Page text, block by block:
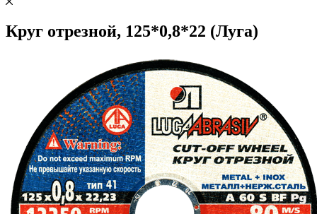
Круг отрезной, 125*0,8*22 (Луга)